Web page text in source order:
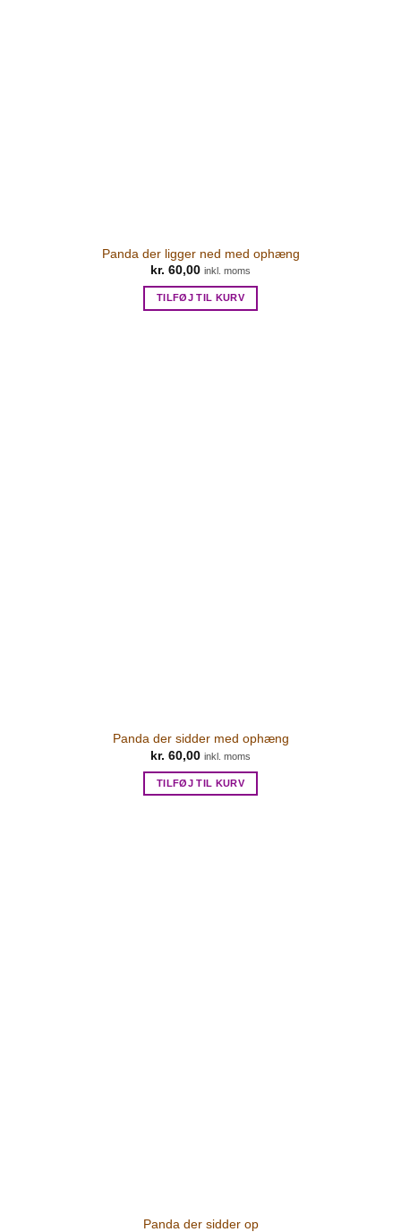
Panda der ligger ned med ophæng
kr. 60,00 inkl. moms
TILFØJ TIL KURV
Panda der sidder med ophæng
kr. 60,00 inkl. moms
TILFØJ TIL KURV
Panda der sidder op